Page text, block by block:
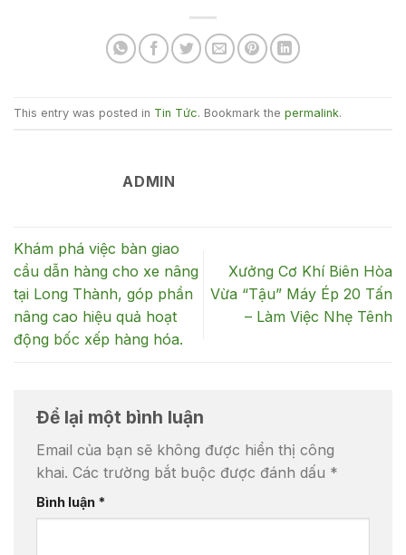
This entry was posted in Tin Tức. Bookmark the permalink.
ADMIN
Khám phá việc bàn giao
cầu dẫn hàng cho xe nâng
tại Long Thành, góp phần
nâng cao hiệu quả hoạt
động bốc xếp hàng hóa.
Xưởng Cơ Khí Biên Hòa
Vừa “Tậu” Máy Ép 20 Tấn
– Làm Việc Nhẹ Tênh
Để lại một bình luận
Email của bạn sẽ không được hiển thị công
khai. Các trường bắt buộc được đánh dấu *
Bình luận *